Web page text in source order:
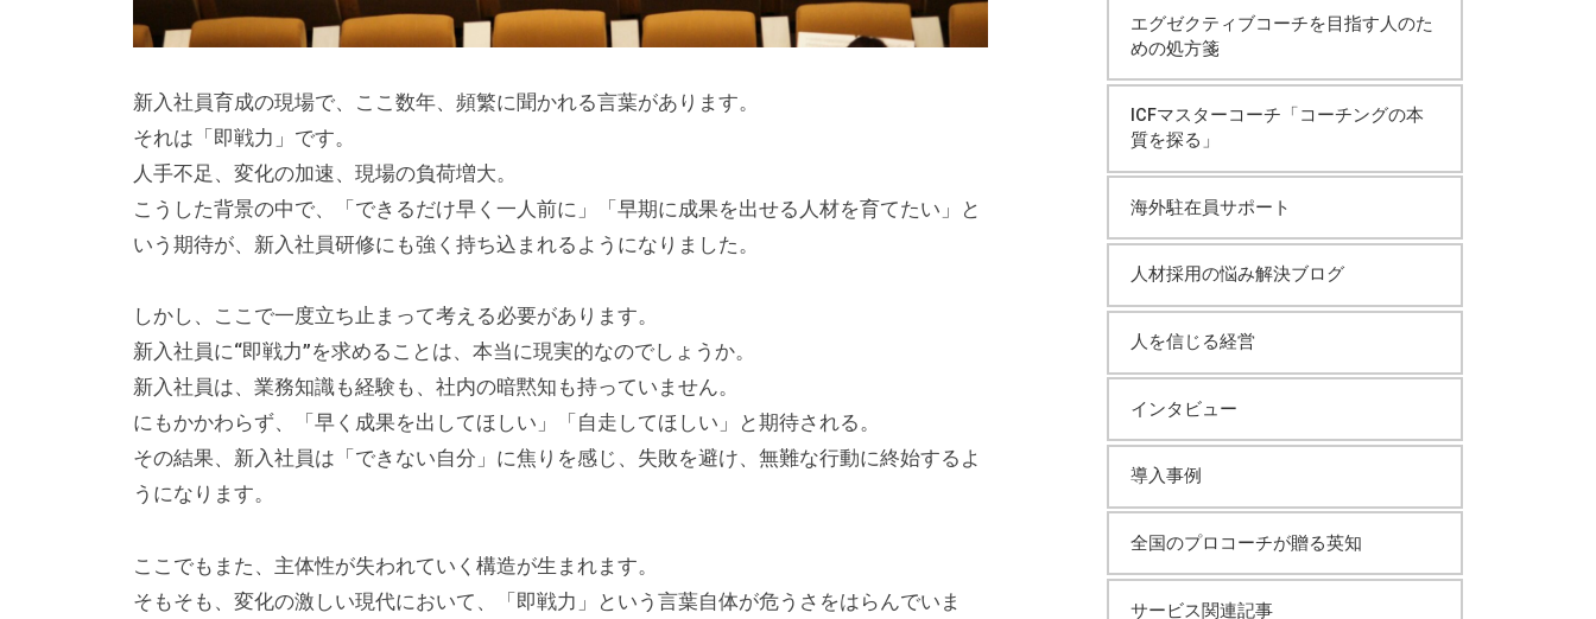
。
社
で
は
主
グ
テ
ィ
ブ
ー
チ
新入社員育成の現場で、ここ数年、頻繁に聞かれる言葉があります。
それは「即戦力」です。
人手不足、変化の加速、現場の負荷増大。
こうした背景の中で、「できるだけ早く一人前に」「早期に成果を出せる人材を育てたい」と
いう期待が、新入社員研修にも強く持ち込まれるようになりました。
しかし、ここで一度立ち止まって考える必要があります。
新入社員に“即戦力”を求めることは、本当に現実的なのでしょうか。
新入社員は、業務知識も経験も、社内の暗黙知も持っていません。
にもかかわらず、「早く成果を出してほしい」「自走してほしい」と期待される。
その結果、新入社員は「できない自分」に焦りを感じ、失敗を避け、無難な行動に終始するよ
うになります。
ここでもまた、主体性が失われていく構造が生まれます。
そもそも、変化の激しい現代において、「即戦力」という言葉自体が危うさをはらんでいま
エグゼクティブコーチを目指す人のた
めの処方箋
ICFマスターコーチ「コーチングの本
質を探る」
海外駐在員サポート
人材採用の悩み解決ブログ
人を信じる経営
インタビュー
導入事例
全国のプロコーチが贈る英知
サービス関連記事